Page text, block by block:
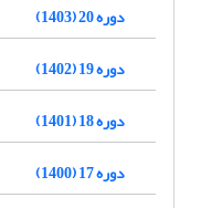
دوره 20 (1403)
دوره 19 (1402)
دوره 18 (1401)
دوره 17 (1400)